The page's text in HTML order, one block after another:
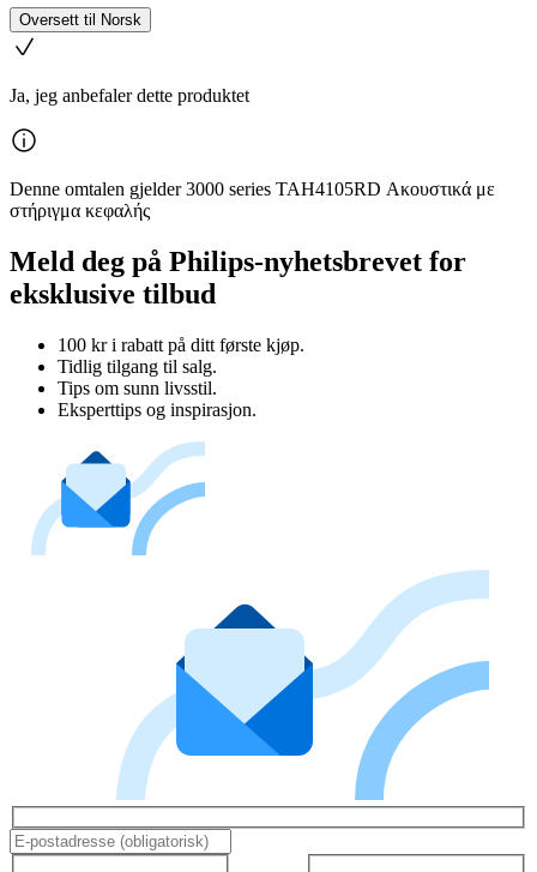
Oversett til Norsk
Ja, jeg anbefaler dette produktet
Denne omtalen gjelder 3000 series TAH4105RD Ακουστικά με
στήριγμα κεφαλής
Meld deg på Philips-nyhetsbrevet for
eksklusive tilbud
100 kr i rabatt på ditt første kjøp.
Tidlig tilgang til salg.
Tips om sunn livsstil.
Eksperttips og inspirasjon.